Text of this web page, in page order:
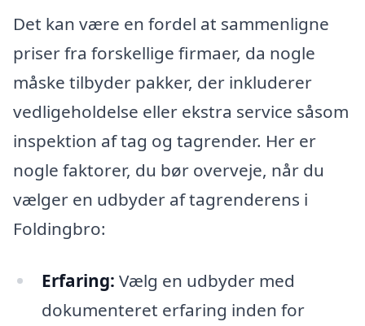
Det kan være en fordel at sammenligne
priser fra forskellige firmaer, da nogle
måske tilbyder pakker, der inkluderer
vedligeholdelse eller ekstra service såsom
inspektion af tag og tagrender. Her er
nogle faktorer, du bør overveje, når du
vælger en udbyder af tagrenderens i
Foldingbro:
Erfaring: Vælg en udbyder med
dokumenteret erfaring inden for